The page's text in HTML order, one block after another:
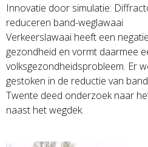
Innovatie door simulatie:
reduceren band-weglawaai
Verkeerslawaai heeft een
gezondheid en vormt daarmee
volksgezondheidsprobleem. Er
gestoken in de reductie van
Twente deed onderzoek naar
naast het wegdek.